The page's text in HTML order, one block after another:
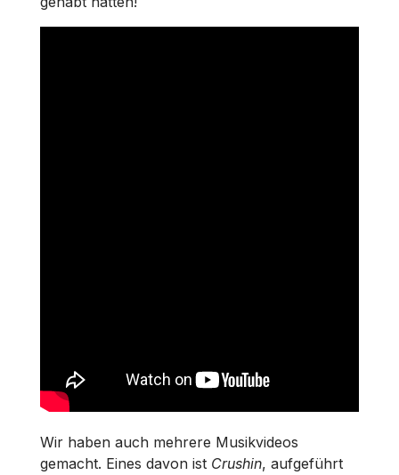
Wir haben auch mehrere Musikvideos
gemacht. Eines davon ist Crushin, aufgeführt